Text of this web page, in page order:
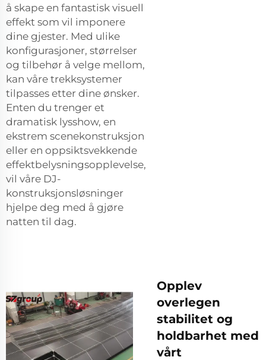
å skape en fantastisk visuell
effekt som vil imponere
dine gjester. Med ulike
konfigurasjoner, størrelser
og tilbehør å velge mellom,
kan våre trekksystemer
tilpasses etter dine ønsker.
Enten du trenger et
dramatisk lysshow, en
ekstrem scenekonstruksjon
eller en oppsiktsvekkende
effektbelysningsopplevelse,
vil våre DJ-
konstruksjonsløsninger
hjelpe deg med å gjøre
natten til dag.
Opplev
overlegen
stabilitet og
holdbarhet med
vårt